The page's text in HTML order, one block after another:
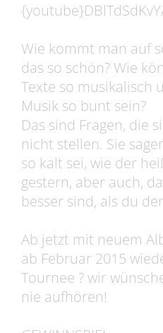
Wie kommt man auf
das so schön? Wie
Texte so musikalisch
Musik so bunt sein?
Das sind Fragen, die
nicht stellen. Sie
so kalt sei, wie der
gestern, aber auch,
besser sind, als du
Ab jetzt mit neuem
ab Februar 2015
Tournee ? wir
nie aufhören!